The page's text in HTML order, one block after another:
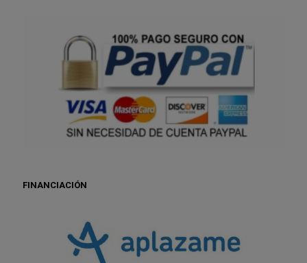
FINANCIACIÓN